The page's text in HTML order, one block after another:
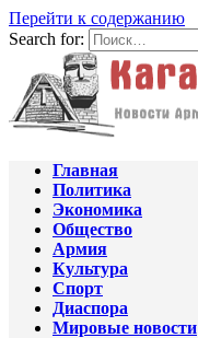
Перейти к содержанию
Search for:
Главная
Политика
Экономика
Общество
Армия
Культура
Спорт
Диаспора
Мировые новости